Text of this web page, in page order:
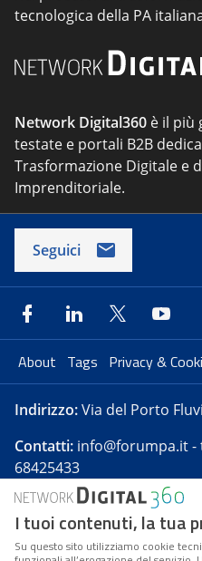
tecnologica della PA
Network Digital360 è il più
testate e portali B2B
Trasformazione Digitale e
Imprenditoriale.
Seguici
About Tags Privacy &
Indirizzo:Via del Porto
Contatti: info@forumpa.it-
68425433
Forumpa.itè una
presso Registro della
I tuoi contenuti, la tua
Su questo sito utilizziamo cookie